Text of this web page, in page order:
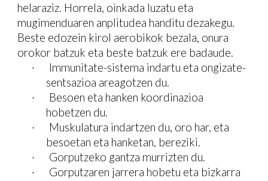
helaraziz. Horrela, oinkada luzatu eta
mugimenduaren anplitudea handitu dezakegu.
Beste edozein kirol aerobikok bezala, onura
orokor batzuk eta beste batzuk ere badaude.
· Immunitate-sistema indartu eta ongizate-
sentsazioa areagotzen du.
· Besoen eta hanken koordinazioa
hobetzen du.
· Muskulatura indartzen du, oro har, eta
besoetan eta hanketan, bereziki.
· Gorputzeko gantza murrizten du.
· Gorputzaren jarrera hobetu eta bizkarra